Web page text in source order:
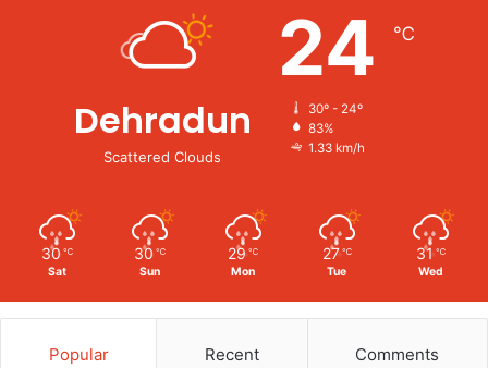
Dehradun
Scattered Clouds
24 ℃
30º - 24º
83%
1.33 km/h
30 ℃
Sat
30 ℃
Sun
29 ℃
Mon
27 ℃
Tue
31 ℃
Wed
Popular Recent Comments